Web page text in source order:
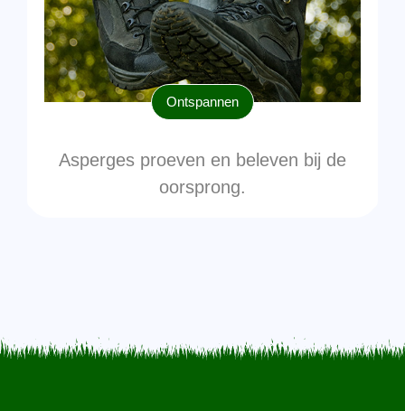
Ontspannen
Asperges proeven en beleven bij de
oorsprong.